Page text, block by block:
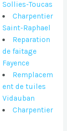
Sollies-Toucas
Charpentier
Saint-Raphael
Reparation
de faitage
Fayence
Remplacem
ent de tuiles
Vidauban
Charpentier